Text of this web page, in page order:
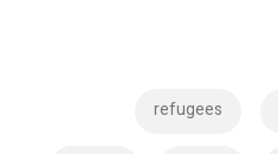
refugees